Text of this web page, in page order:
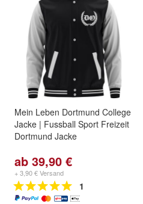
Mein Leben Dortmund College
Jacke | Fussball Sport Freizeit
Dortmund Jacke
ab 39,90 €
+ 3,90 € Versand
1